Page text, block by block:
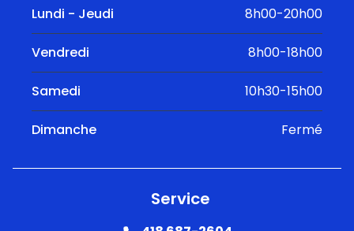
Lundi - Jeudi 8h00-20h00
Vendredi 8h00-18h00
Samedi 10h30-15h00
Dimanche Fermé
Service